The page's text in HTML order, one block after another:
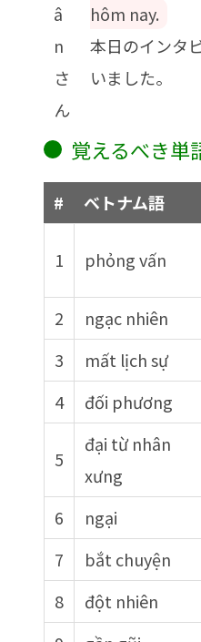
â
n
さ
ん
hôm nay.
本日のインタ
いました。
覚えるべき単
# ベトナム語
1 phỏng vấn
2
ngạc nhiên
3
mất lịch sự
4
đối phương
5
đại từ nhân
xưng
6 ngại
7
bắt chuyện
8
đột nhiên